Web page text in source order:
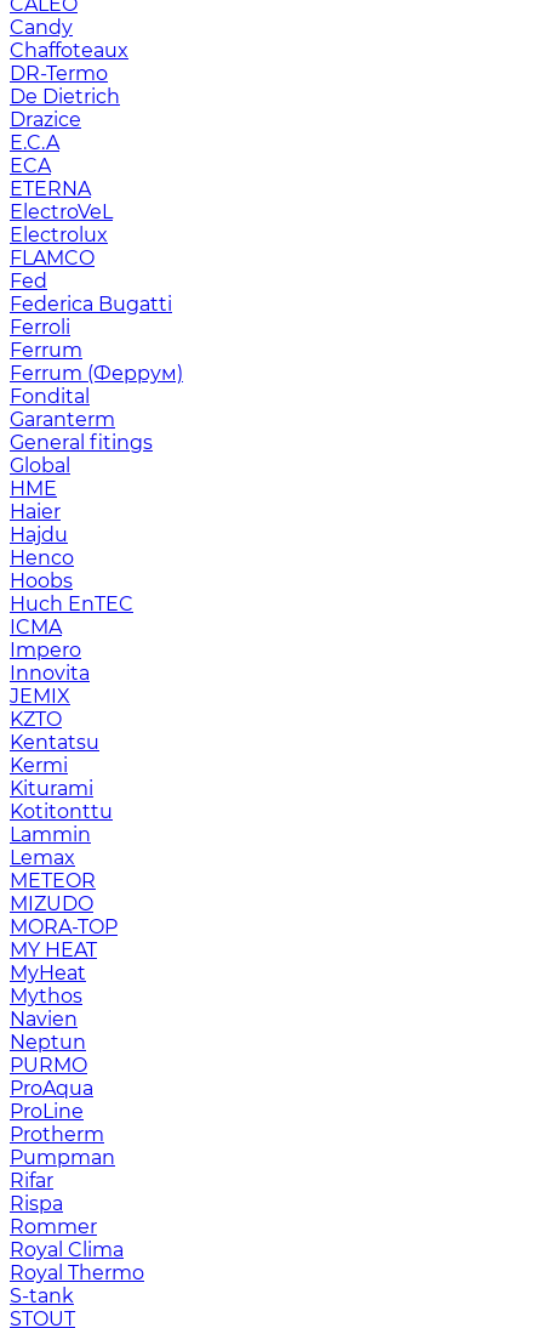
Candy
Chaffoteaux
DR-Termo
De Dietrich
Drazice
E.C.A
ECA
ETERNA
ElectroVeL
Electrolux
FLAMCO
Fed
Federica Bugatti
Ferroli
Ferrum
Ferrum (Феррум)
Fondital
Garanterm
General fitings
Global
HME
Haier
Hajdu
Henco
Hoobs
Huch EnTEC
ICMA
Impero
Innovita
JEMIX
KZTO
Kentatsu
Kermi
Kiturami
Kotitonttu
Lammin
Lemax
METEOR
MIZUDO
MORA-TOP
MY HEAT
MyHeat
Mythos
Navien
Neptun
PURMO
ProAqua
ProLine
Protherm
Pumpman
Rifar
Rispa
Rommer
Royal Clima
Royal Thermo
S-tank
STOUT